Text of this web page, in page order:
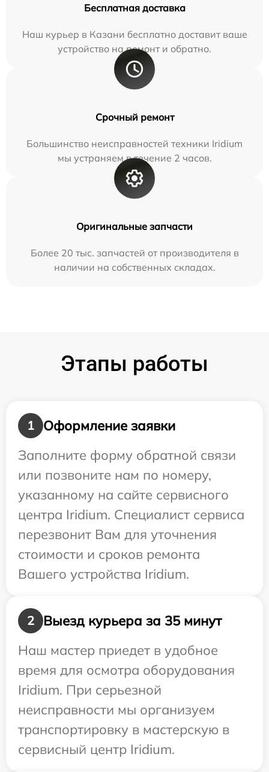
Бесплатная доставка
Наш курьер в Казани бесплатно доставит ваше
устройство на ремонт и обратно.
Срочный ремонт
Большинство неисправностей техники Iridium
мы устраняем в течение 2 часов.
Оригинальные запчасти
Более 20 тыс. запчастей от производителя в
наличии на собственных складах.
Этапы работы
1
Оформление заявки
Заполните форму обратной связи
или позвоните нам по номеру,
указанному на сайте сервисного
центра Iridium. Специалист сервиса
перезвонит Вам для уточнения
стоимости и сроков ремонта
Вашего устройства Iridium.
2
Выезд курьера за 35 минут
Наш мастер приедет в удобное
время для осмотра оборудования
Iridium. При серьезной
неисправности мы организуем
транспортировку в мастерскую в
сервисный центр Iridium.